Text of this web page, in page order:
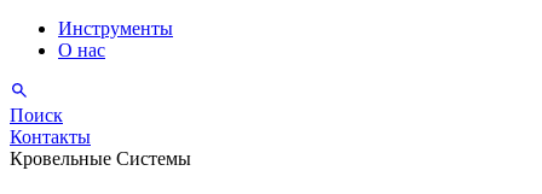
Инструменты
О нас
Поиск
Контакты
Кровельные Системы